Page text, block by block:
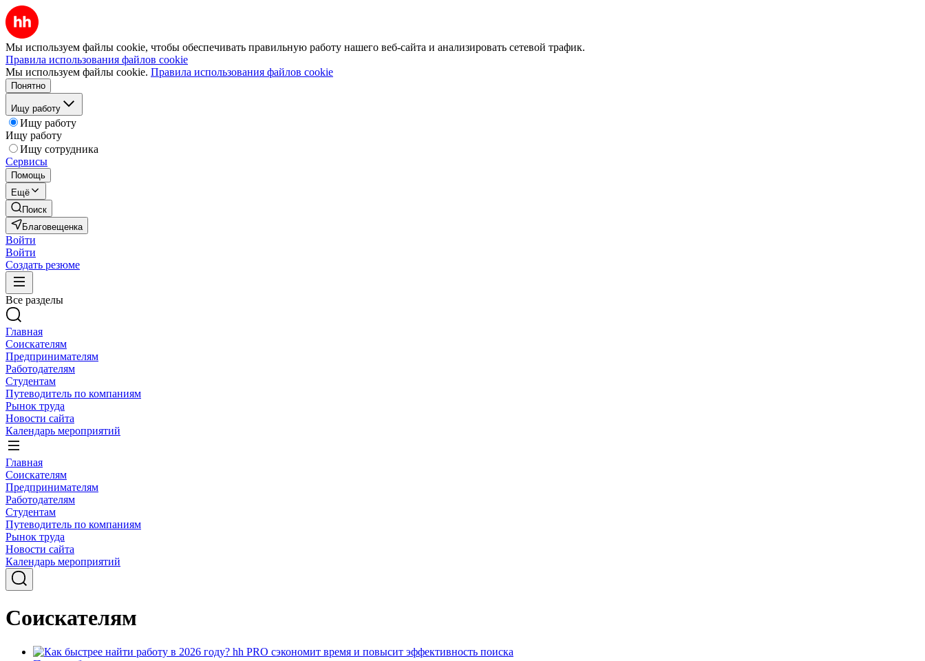
Мы используем файлы cookie, чтобы обеспечивать правильную работу нашего веб-сайта и анализировать сетевой трафик.
Правила использования файлов cookie
Мы используем файлы cookie. Правила использования файлов cookie
Понятно
Ищу работу
Ищу работу
Ищу работу
Ищу сотрудника
Сервисы
Помощь
Ещё
Поиск
Благовещенка
Войти
Войти
Создать резюме
Все разделы
Главная
Соискателям
Предпринимателям
Работодателям
Студентам
Путеводитель по компаниям
Рынок труда
Новости сайта
Календарь мероприятий
Главная
Соискателям
Предпринимателям
Работодателям
Студентам
Путеводитель по компаниям
Рынок труда
Новости сайта
Календарь мероприятий
Соискателям